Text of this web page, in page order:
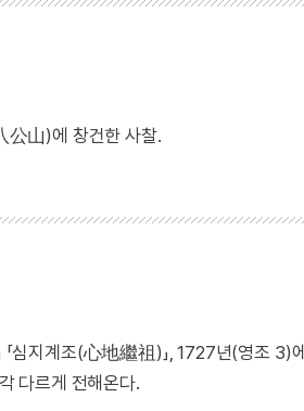
公山)에 창건한 사찰.
「심지계조(心地繼祖)」, 1727년(영조 3)에
다르게 전해온다.